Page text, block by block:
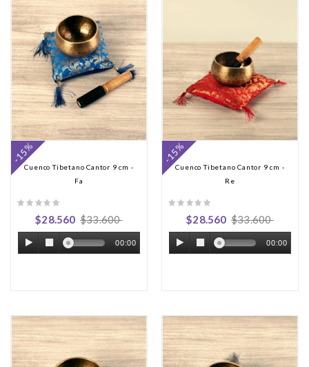
Cuenco Tibetano Cantor 9 cm -
Fa
$28.560 $33.600
00:00
-15%
Cuenco Tibetano Cantor 9 cm -
Re
$28.560 $33.600
00:00
-15%